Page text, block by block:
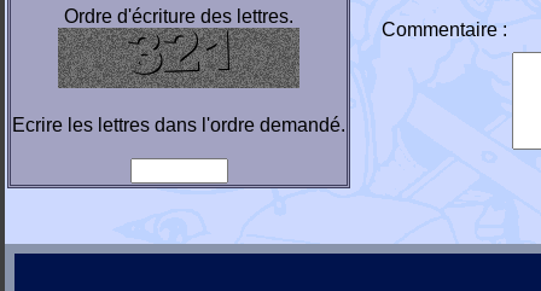
Ordre d'écriture des lettres.
Ecrire les lettres dans l'ordre demandé.
Commentaire :